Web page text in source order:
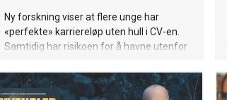
Ny forskning viser at flere unge har
«perfekte» karriereløp uten hull i CV-en.
Samtidig har risikoen for å havne utenfor
lav sosial bakgrunn.